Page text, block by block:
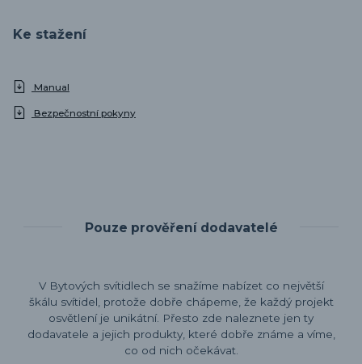
Ke stažení
Manual
Bezpečnostní pokyny
Pouze prověření dodavatelé
V Bytových svítidlech se snažíme nabízet co největší
škálu svítidel, protože dobře chápeme, že každý projekt
osvětlení je unikátní. Přesto zde naleznete jen ty
dodavatele a jejich produkty, které dobře známe a víme,
co od nich očekávat.